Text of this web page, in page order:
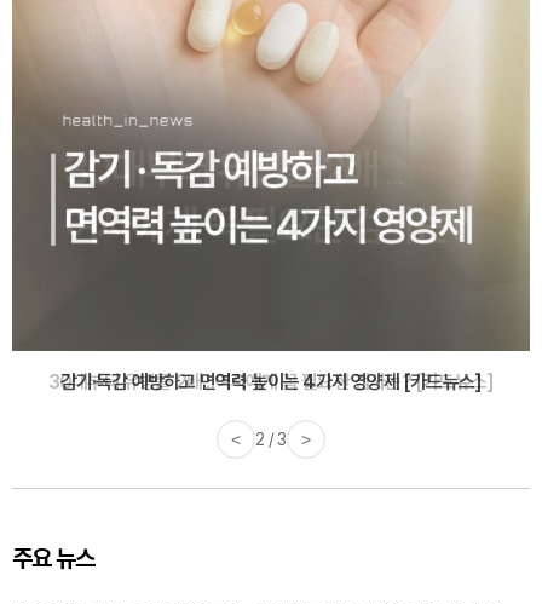
감기·독감 예방하고 면역력 높이는 4가지 영양제 [카드뉴스]
< 3 / 3 >
주요 뉴스